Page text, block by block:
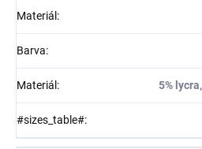
Materiál :
Barva:
Materiál : 5%
#sizes_table#: